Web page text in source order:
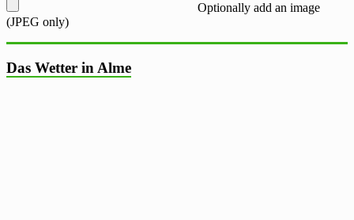
Optionally add an image
(JPEG only)
Das Wetter in Alme